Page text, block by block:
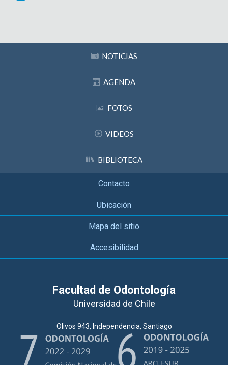
NOTICIAS
AGENDA
FOTOS
VIDEOS
BIBLIOTECA
Contacto
Ubicación
Mapa del sitio
Accesibilidad
Facultad de Odontología
Universidad de Chile
Olivos 943, Independencia, Santiago